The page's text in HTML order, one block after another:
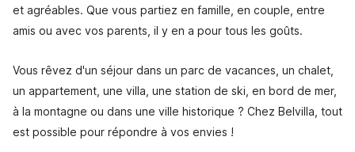
et agréables. Que vous partiez en famille, en couple, entre
amis ou avec vos parents, il y en a pour tous les goûts.
Vous rêvez d'un séjour dans un parc de vacances, un chalet,
un appartement, une villa, une station de ski, en bord de mer,
à la montagne ou dans une ville historique ? Chez Belvilla, tout
est possible pour répondre à vos envies !